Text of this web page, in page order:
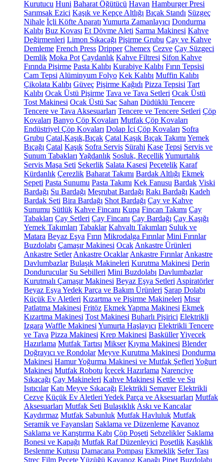
Kurutucu Huni Baharat Öğütücü Havan Hamburger Presi
Sarımsak Ezici Kaşık ve Kepçe Altlığı Bıçak Standı Süzgeç
Nihale İçli Köfte Aparatı Yumurta Zamanlayıcı Dondurma
Kalıbı Buz Kovası Et Dövme Aleti Sarma Makinesi Kahve
Değirmenleri Limon Sıkacağı Pişirme Grubu Çay ve Kahve
Demleme French Press Dripper Chemex Cezve Çay Süzgeci
Demlik Moka Pot Çaydanlık Kahve Filtresi Sifon Kahve
Fırında Pişirme Pasta Kalıbı Kurabiye Kalıbı Fırın Tepsisi
Cam Tepsi Alüminyum Folyo Kek Kalıbı Muffin Kalıbı
Çikolata Kalıbı Güveç Pişirme Kağıdı Pizza Tepsisi Tart
Kalıbı Ocak Üstü Pişirme Tava ve Tava Setleri Ocak Üstü
Tost Makinesi Ocak Üstü Sac Sahan Düdüklü Tencere
Tencere ve Tava Aksesuarları Tencere ve Tencere Setleri Çöp
Kovaları Banyo Çöp Kovaları Mutfak Çöp Kovaları
Endüstriyel Çöp Kovaları Dolap İçi Çöp Kovaları Sofra
Grubu Çatal,Kaşık,Bıçak Çatal Kaşık Bıçak Takımı Yemek
Bıçağı Çatal Kaşık Sofra Servis Sürahi Kase Tepsi Servis ve
Sunum Tabakları Yağdanlık Sosluk, ReçellikYumurtalık
Servis Maşa Seti Şekerlik Salata Kasesi Peçetelik Karaf
Kürdanlık Çerezlik Baharat Takımı Bardak Altlığı Ekmek
Sepeti Pasta Sunumu Pasta Takımı Kek Fanusu Bardak Viski
Bardağı Su Bardağı Meşrubat Bardağı Rakı Bardağı Kadeh
Bardak Seti Bira Bardağı Shot Bardağı Çay ve Kahve
Sunumu Sütlük Kahve Fincanı Kupa Fincan Takımı Çay
Tabakları Çay Setleri Çay Fincanı Çay Bardağı Çay Kaşığı
Yemek Takımları Tabaklar Kahvaltı Takımları Suluk ve
Matara Beyaz Eşya Fırın Mikrodalga Fırınlar Mini Fırınlar
Buzdolabı Çamaşır Makinesi Ocak Ankastre Ürünleri
Ankastre Setler Ankastre Ocaklar Ankastre Fırınlar Ankastre
Davlumbazlar Bulaşık Makineleri Kurutma Makinesi Derin
Dondurucular Su Sebilleri Mini Buzdolabı Davlumbazlar
Kurutmalı Çamaşır Makinesi Beyaz Eşya Setleri Aspiratörler
Beyaz Eşya Yedek Parça ve Bakım Ürünleri Şarap Dolabı
Küçük Ev Aletleri Kızartma ve Pişirme Makineleri Mısır
Patlatma Makinesi Fritöz Ekmek Yapma Makinesi Ekmek
Kızartma Makinesi Tost Makinesi Buharlı Pişirici Elektrikli
Izgara Waffle Makinesi Yumurta Haşlayıcı Elektrikli Tencere
ve Tava Pizza Makinesi Krep Makinesi BasküllerYiyecek
Hazırlama Mutfak Tartısı Mikser Kıyma Makinesi Blender
Doğrayıcı ve Rondolar Meyve Kurutma Makinesi Dondurma
Makinesi Hamur Yoğurma Makinesi ve Mutfak Şefleri Yoğurt
Makinesi Mutfak Robotu İçecek Hazırlama Narenciye
Sıkacağı Çay Makineleri Kahve Makinesi Kettle ve Su
Isıtıcılar Katı Meyve Sıkacağı Elektrikli Semaver Elektrikli
Cezve Küçük Ev Aletleri Yedek Parça ve Aksesuarları Mutfak
Aksesuarları Mutfak Seti Bulaşıklık Askı ve Kancalar
Kaydırmaz Mutfak Sabunluk Mutfak Havluluk Mutfak
Seramik ve Fayansları Saklama ve Düzenleme Kavanoz
Saklama ve Karıştırma Kabı Çöp Poşeti Sebzelikler Saklama
Bonesi ve Kapağı Mutfak Raf Düzenleyici Poşetlik Kaşıklık
Beslenme Kutusu Damacana Pompası Ekmeklik Sefer Tası
Streç Film Peçete Yüzüğü Kavanoz Kapağı Pipet Buzdolabı